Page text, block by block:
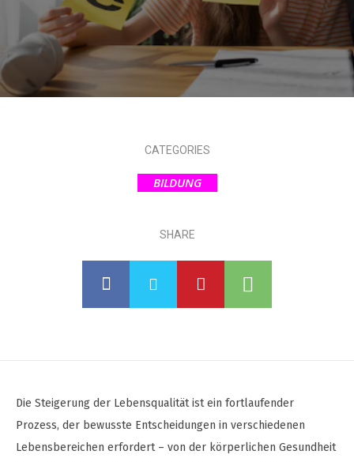
CATEGORIES
BILDUNG
SHARE
Die Steigerung der Lebensqualität ist ein fortlaufender
Prozess, der bewusste Entscheidungen in verschiedenen
Lebensbereichen erfordert – von der körperlichen Gesundheit